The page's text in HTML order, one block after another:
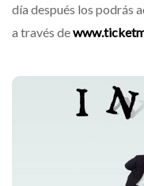
día después los podrás
a través de